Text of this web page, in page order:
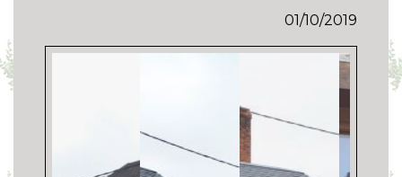
01/10/2019